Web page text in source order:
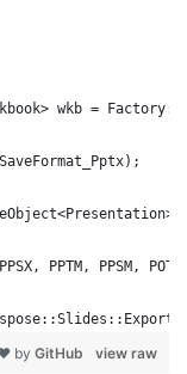
wkb =
PPTM, PPSM,
view raw
by GitHub